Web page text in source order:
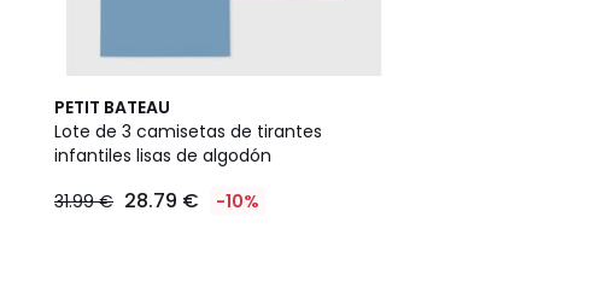
PETIT BATEAU
Lote de 3 camisetas de tirantes
infantiles lisas de algodón
31.99 € 28.79 € -10%